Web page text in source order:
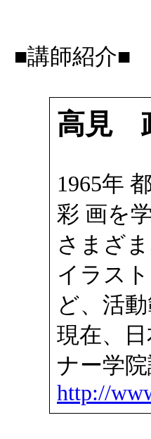
■講師紹介■
高見
1965年
彩 画を
さまざ
イラス
ど、活
現在、
ナー学
http://